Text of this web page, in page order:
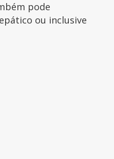
pode
ou inclusive